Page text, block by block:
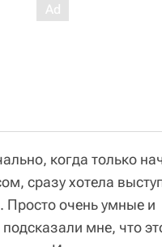
когда только
сразу хотела
Просто очень умные и
мне, что